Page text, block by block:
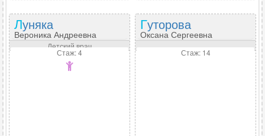
Луняка
Вероника Андреевна
Детский врач
Стаж: 4
Гуторова
Оксана Сергеевна
Стаж: 14